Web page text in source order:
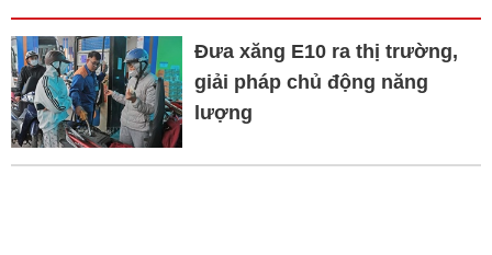
Đưa xăng E10 ra thị trường,
giải pháp chủ động năng
lượng